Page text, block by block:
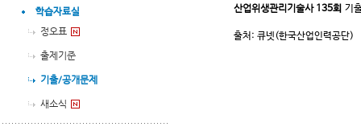
학습자료실
정오표
출제기준
기출/공개문제
새소식
산업위생관리기술사 135회 기
출처: 큐넷(한국산업인력공단)